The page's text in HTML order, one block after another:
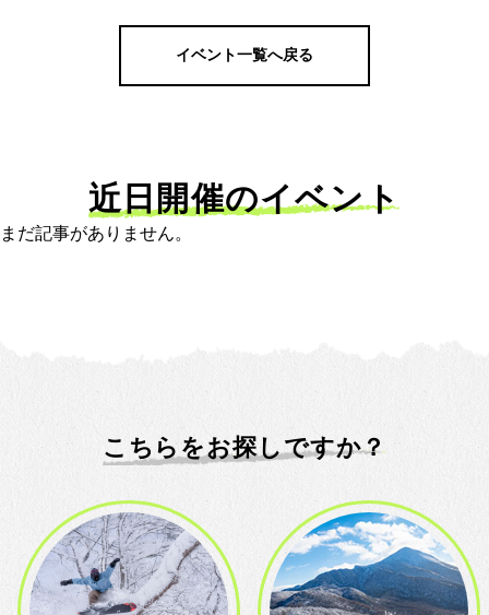
イベント一覧へ戻る
近日開催のイベント
まだ記事がありません。
こちらをお探しですか？